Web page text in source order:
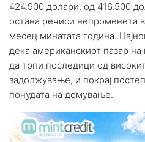
424.900 долари, од 416.500
остана речиси непроменета
месец минатата година.
дека американскиот пазар
да трпи последици од
задолжување, и покрај
понудата на домување.